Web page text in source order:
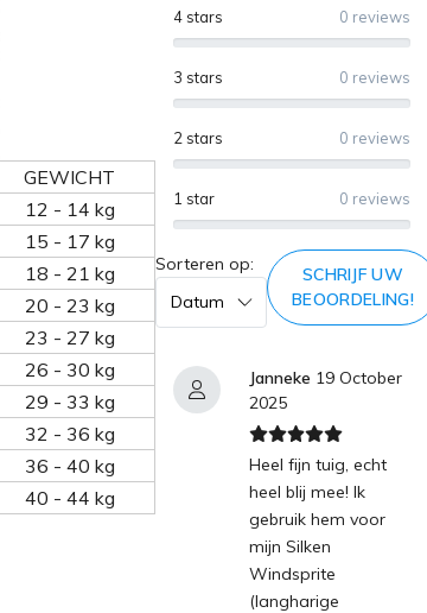
GEWICHT
12 - 14 kg
15 - 17 kg
18 - 21 kg
20 - 23 kg
23 - 27 kg
26 - 30 kg
29 - 33 kg
32 - 36 kg
36 - 40 kg
40 - 44 kg
1 star 0 reviews
2 stars 0 reviews
3 stars 0 reviews
4 stars 0 reviews
Sorteren op:
SCHRIJF UW
BEOORDELING!
Janneke 19 October
2025
Heel fijn tuig, echt
heel blij mee! Ik
gebruik hem voor
mijn Silken
Windsprite
(langharige